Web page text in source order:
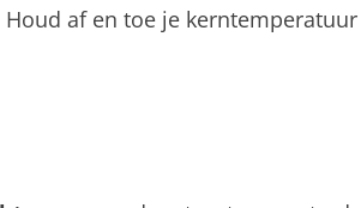
af en toe je kerntemperatuur